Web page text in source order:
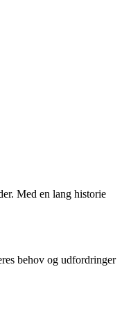
Med en lang historie
behov og udfordringer